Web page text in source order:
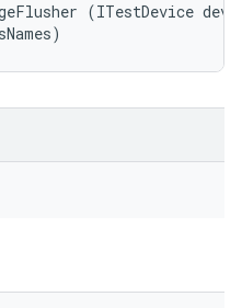
(ITestDevice